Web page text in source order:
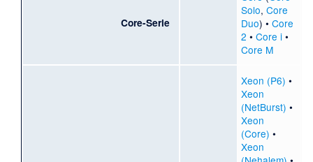
Core-Serie
Solo, Core
Duo) • Core
2 • Core i•
Core M
Xeon (P6) •
Xeon
(NetBurst) •
Xeon
(Core) •
Xeon